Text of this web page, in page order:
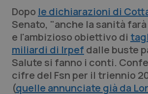
Professionisti Sanitari.AI
Abruzzo
Basilicata
QS Pro Gold
Artrite & artrosi
QS Club Newsletter
Dopo le dichiarazioni di
Senato, "anche la sanità farà
e l'ambizioso obiettivo di
miliardi di Irpef dalle buste
Salute si fanno i conti.
cifre del Fsn per il triennio
(quelle annunciate già da